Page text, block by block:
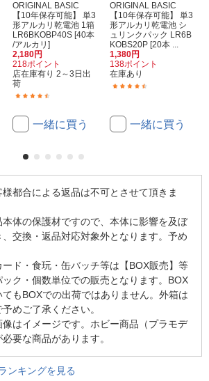
ORIGINAL BASIC
【10年保存可能】 単3
形アルカリ乾電池 1箱
LR6BKOBP40S [40本
/アルカリ]
2,180円
218ポイント
店在庫有り 2～3日出
荷
一緒に買う
ORIGINAL BASIC
【10年保存可能】 単3
形アルカリ乾電池 シ
ュリンクパック LR6B
KOBS20P [20本 ...
1,380円
138ポイント
在庫あり
一緒に買う
都合による返品は不可とさせて頂きま
体の保護材ですので、本体に影響を及ぼ
交換・返品対応対象外となります。予め
ド・食玩・缶バッチ等は【BOX販売】等
ク・個数単位での販売となります。BOX
てもBOXでの出荷ではありません。外箱は
めご了承ください。
はイメージです。ホビー商品（プラモデ
要な商品があります。
ンキングを見る